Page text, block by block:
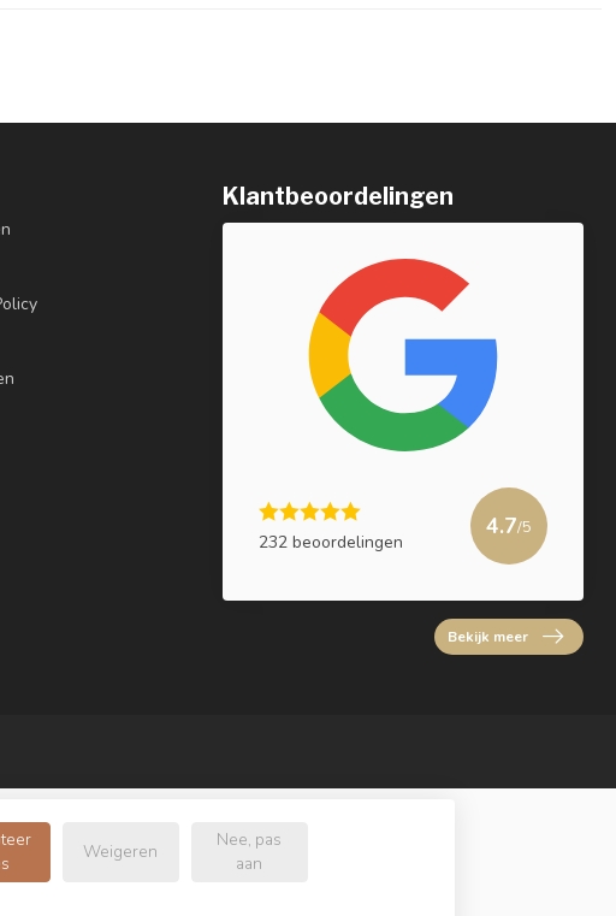
Klantbeoordelingen
232 beoordelingen
4.7/5
Bekijk meer
Weigeren
Nee, pas
aan